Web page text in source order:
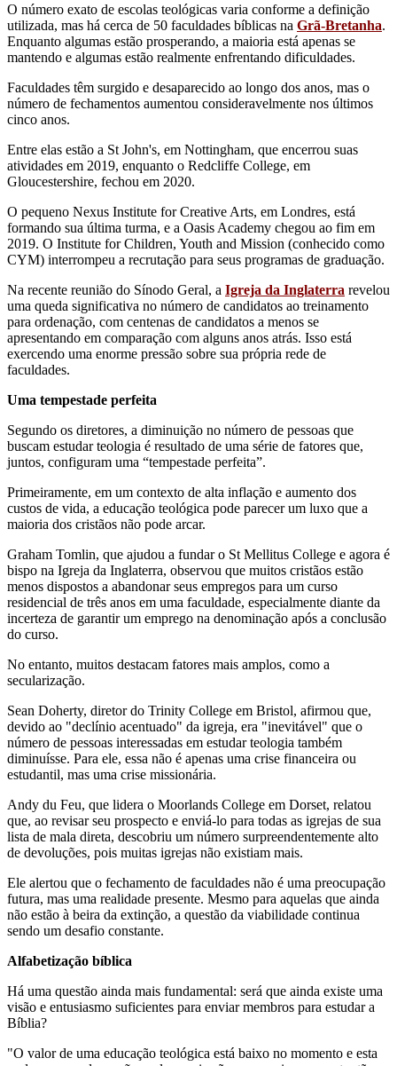
O número exato de escolas teológicas varia conforme a definição
utilizada, mas há cerca de 50 faculdades bíblicas na Grã-Bretanha.
Enquanto algumas estão prosperando, a maioria está apenas se
mantendo e algumas estão realmente enfrentando dificuldades.
Faculdades têm surgido e desaparecido ao longo dos anos, mas o
número de fechamentos aumentou consideravelmente nos últimos
cinco anos.
Entre elas estão a St John's, em Nottingham, que encerrou suas
atividades em 2019, enquanto o Redcliffe College, em
Gloucestershire, fechou em 2020.
O pequeno Nexus Institute for Creative Arts, em Londres, está
formando sua última turma, e a Oasis Academy chegou ao fim em
2019. O Institute for Children, Youth and Mission (conhecido como
CYM) interrompeu a recrutação para seus programas de graduação.
Na recente reunião do Sínodo Geral, a Igreja da Inglaterra revelou
uma queda significativa no número de candidatos ao treinamento
para ordenação, com centenas de candidatos a menos se
apresentando em comparação com alguns anos atrás. Isso está
exercendo uma enorme pressão sobre sua própria rede de
faculdades.
Uma tempestade perfeita
Segundo os diretores, a diminuição no número de pessoas que
buscam estudar teologia é resultado de uma série de fatores que,
juntos, configuram uma “tempestade perfeita”.
Primeiramente, em um contexto de alta inflação e aumento dos
custos de vida, a educação teológica pode parecer um luxo que a
maioria dos cristãos não pode arcar.
Graham Tomlin, que ajudou a fundar o St Mellitus College e agora é
bispo na Igreja da Inglaterra, observou que muitos cristãos estão
menos dispostos a abandonar seus empregos para um curso
residencial de três anos em uma faculdade, especialmente diante da
incerteza de garantir um emprego na denominação após a conclusão
do curso.
No entanto, muitos destacam fatores mais amplos, como a
secularização.
Sean Doherty, diretor do Trinity College em Bristol, afirmou que,
devido ao "declínio acentuado" da igreja, era "inevitável" que o
número de pessoas interessadas em estudar teologia também
diminuísse. Para ele, essa não é apenas uma crise financeira ou
estudantil, mas uma crise missionária.
Andy du Feu, que lidera o Moorlands College em Dorset, relatou
que, ao revisar seu prospecto e enviá-lo para todas as igrejas de sua
lista de mala direta, descobriu um número surpreendentemente alto
de devoluções, pois muitas igrejas não existiam mais.
Ele alertou que o fechamento de faculdades não é uma preocupação
futura, mas uma realidade presente. Mesmo para aquelas que ainda
não estão à beira da extinção, a questão da viabilidade continua
sendo um desafio constante.
Alfabetização bíblica
Há uma questão ainda mais fundamental: será que ainda existe uma
visão e entusiasmo suficientes para enviar membros para estudar a
Bíblia?
"O valor de uma educação teológica está baixo no momento e esta